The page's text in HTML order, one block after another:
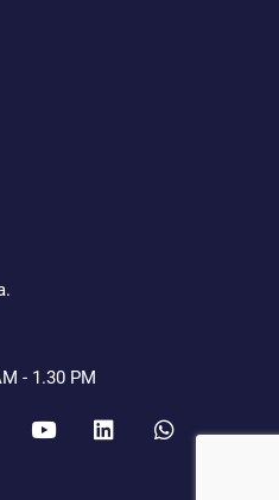
- 1.30 PM